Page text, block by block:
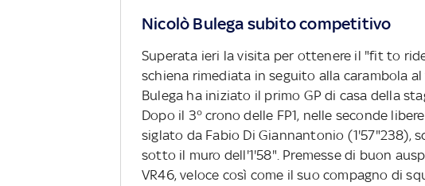
Nicolò Bulega subito competitivo
Superata ieri la visita per ottenere il "fit to
schiena rimediata in seguito alla carambola
Bulega ha iniziato il primo GP di casa della
Dopo il 3° crono delle FP1, nelle seconde
siglato da Fabio Di Giannantonio (1'57"238),
sotto il muro dell'1'58". Premesse di buon
VR46, veloce così come il suo compagno di